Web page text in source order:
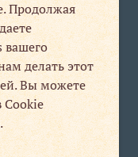
Продолжая
вашего
делать этот
Вы можете
Cookie
08:30-19:30
выходной